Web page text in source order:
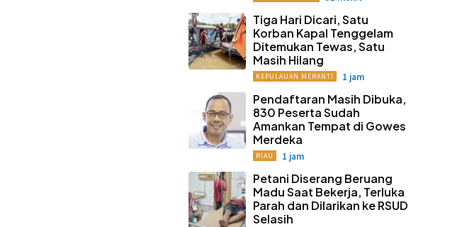
Tiga Hari Dicari, Satu
Korban Kapal Tenggelam
Ditemukan Tewas, Satu
Masih Hilang
KEPULAUAN MERANTI 1 jam
Pendaftaran Masih Dibuka,
830 Peserta Sudah
Amankan Tempat di Gowes
Merdeka
RIAU 1 jam
Petani Diserang Beruang
Madu Saat Bekerja, Terluka
Parah dan Dilarikan ke RSUD
Selasih